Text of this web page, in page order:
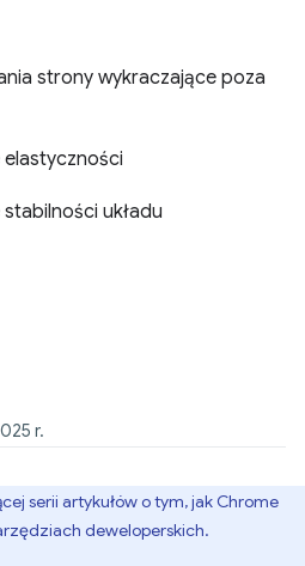
strony wykraczające poza
układu
r.
serii artykułów o tym, jak Chrome
deweloperskich.